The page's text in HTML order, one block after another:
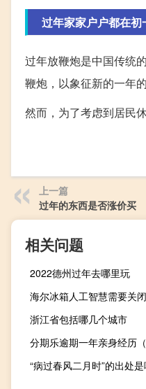
过年家家户户都在
过年放鞭炮是中国传统
鞭炮，以象征新的一年
然而，为了考虑到居民
上一篇
过年的东西是否涨价买
相关问题
2022德州过年去哪里玩
海尔冰箱人工智慧需要关
浙江省包括哪几个城市
分期乐逾期一年亲身经历
“病过春风二月时”的出处是